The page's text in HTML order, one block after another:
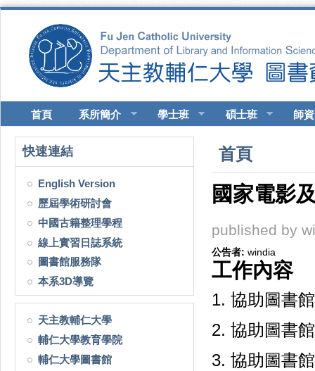
首頁 系所簡介 學士班 碩士班 師
快速連結
English Version
歷屆學術研討會
中國古籍整理學程
線上實習日誌系統
圖書館服務隊
本系3D導覽
天主教輔仁大學
輔仁大學教育學院
輔仁大學圖書館
您在這裡
首頁
國家電影
published by
公告者: windia
工作內容
1. 協助圖書
2. 協助圖書
3. 協助圖書